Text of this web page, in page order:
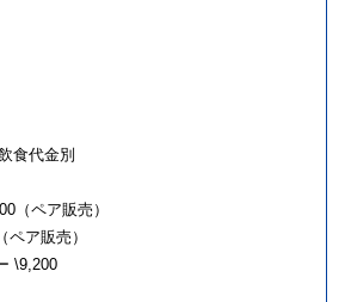
代金別
（ペア販売）
ペア販売）
ー \9,200